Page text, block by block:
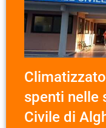
spenti nelle
Civile di